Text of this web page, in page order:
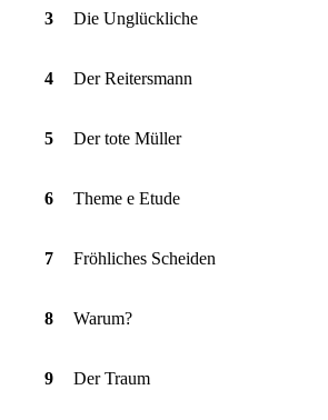
3 Die Unglückliche
4 Der Reitersmann
5 Der tote Müller
6 Theme e Etude
7 Fröhliches Scheiden
8 Warum?
9 Der Traum